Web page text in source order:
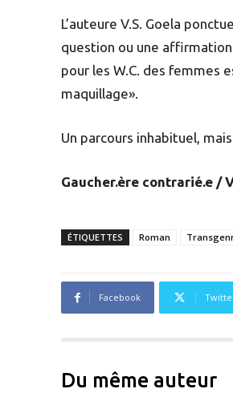
L’auteure V.S. Goela
question ou une
pour les W.C. des femmes
maquillage».
Un parcours inhabituel,
Gaucher.ère contrarié.e /
ÉTIQUETTES Roman
Facebook
Du même auteur